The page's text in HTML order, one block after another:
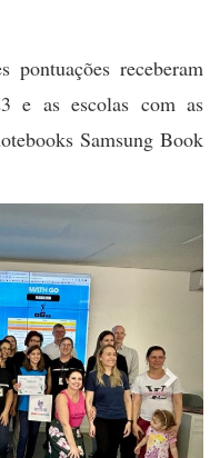
receberam
e as escolas com as
Samsung Book